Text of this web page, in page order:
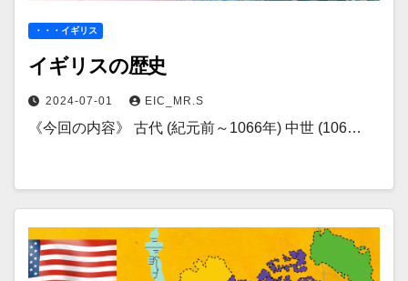
・・・イギリス
イギリスの歴史
2024-07-01 EIC_MR.S
《今回の内容》 古代 (紀元前～1066年) 中世 (106…